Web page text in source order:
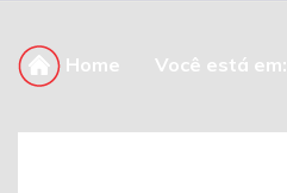
Home Você está em: